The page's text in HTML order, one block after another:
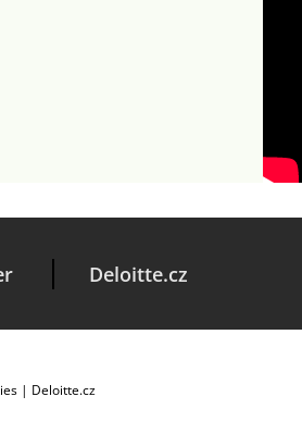
Deloitte.cz
| Deloitte.cz